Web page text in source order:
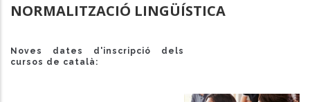
NORMALITZACIÓ LINGÜÍSTICA
Noves dates d'inscripció dels
cursos de català: